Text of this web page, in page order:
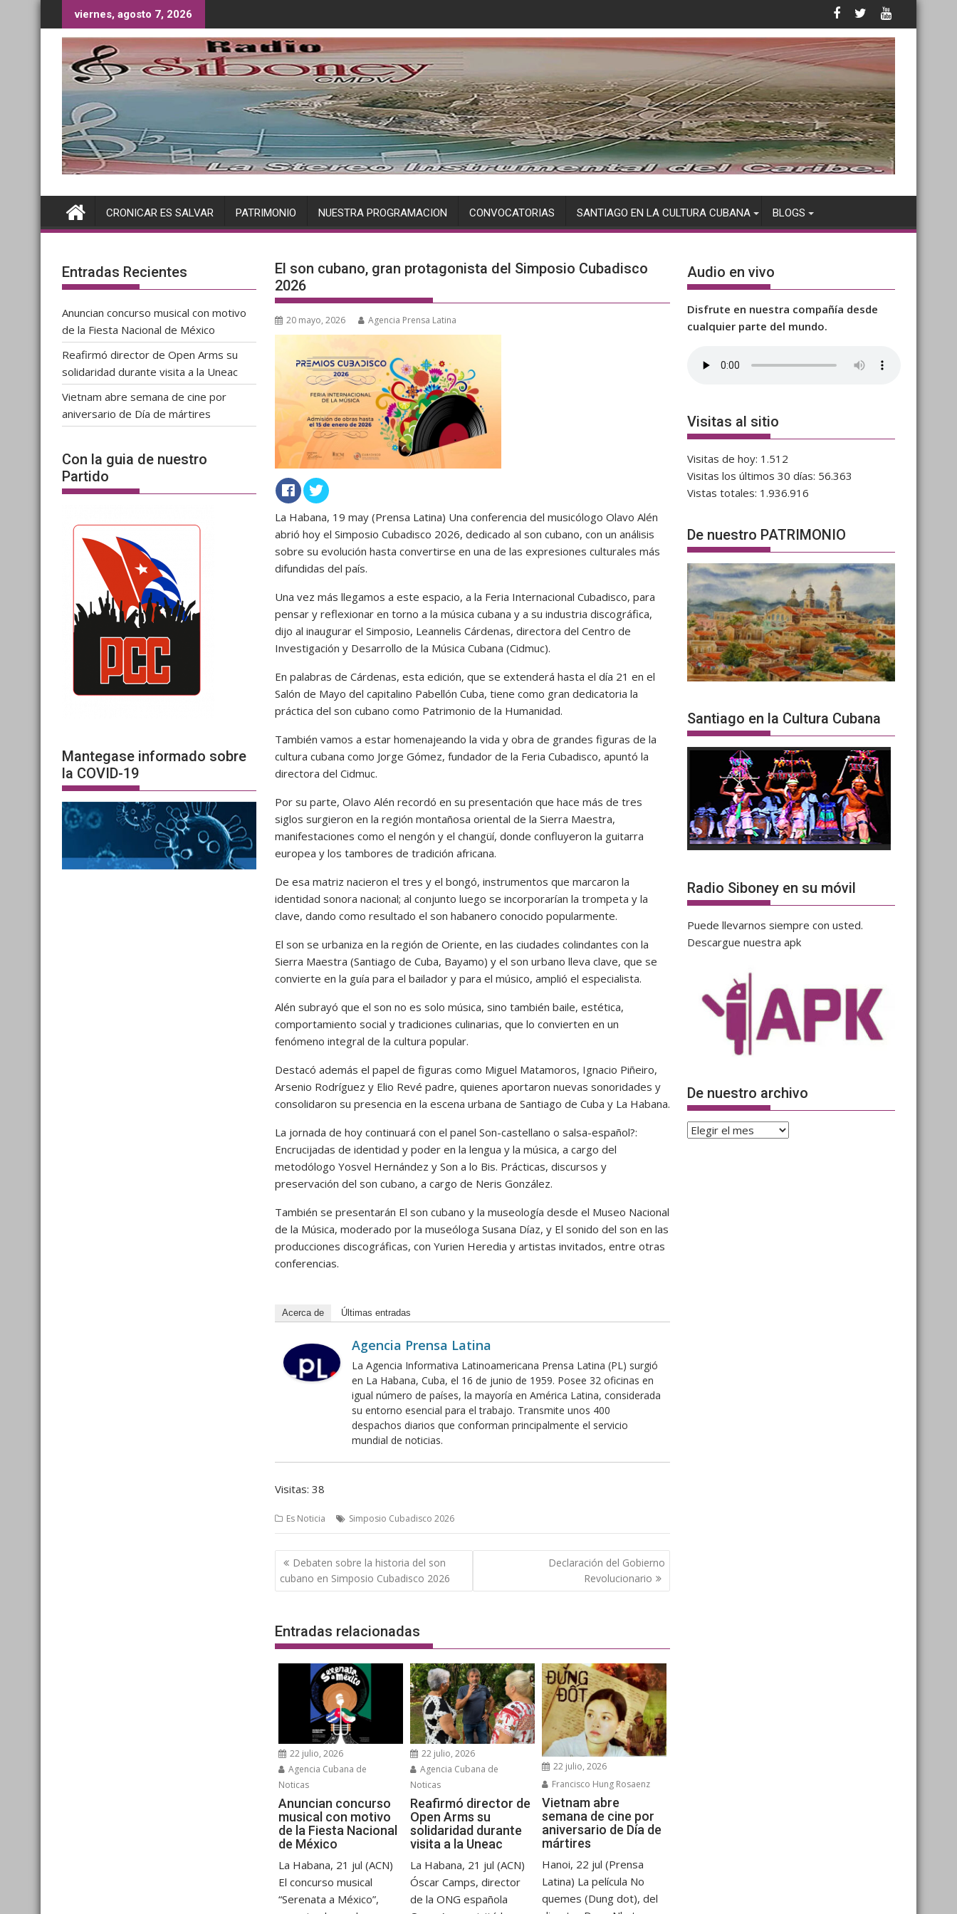
al
contenido
viernes, agosto 7, 2026
CRONICAR ES SALVAR PATRIMONIO NUESTRA PROGRAMACION CONVOCATORIAS SANTIAGO EN LA CULTURA CUBANA BLOGS
El son cubano, gran protagonista del Simposio Cubadisco
2026
20 mayo, 2026 Agencia Prensa Latina
La Habana, 19 may (Prensa Latina) Una conferencia del musicólogo Olavo Alén
abrió hoy el Simposio Cubadisco 2026, dedicado al son cubano, con un análisis
sobre su evolución hasta convertirse en una de las expresiones culturales más
difundidas del país.
Una vez más llegamos a este espacio, a la Feria Internacional Cubadisco, para
pensar y reflexionar en torno a la música cubana y a su industria discográfica,
dijo al inaugurar el Simposio, Leannelis Cárdenas, directora del Centro de
Investigación y Desarrollo de la Música Cubana (Cidmuc).
En palabras de Cárdenas, esta edición, que se extenderá hasta el día 21 en el
Salón de Mayo del capitalino Pabellón Cuba, tiene como gran dedicatoria la
práctica del son cubano como Patrimonio de la Humanidad.
También vamos a estar homenajeando la vida y obra de grandes figuras de la
cultura cubana como Jorge Gómez, fundador de la Feria Cubadisco, apuntó la
directora del Cidmuc.
Por su parte, Olavo Alén recordó en su presentación que hace más de tres
siglos surgieron en la región montañosa oriental de la Sierra Maestra,
manifestaciones como el nengón y el changüí, donde confluyeron la guitarra
europea y los tambores de tradición africana.
De esa matriz nacieron el tres y el bongó, instrumentos que marcaron la
identidad sonora nacional; al conjunto luego se incorporarían la trompeta y la
clave, dando como resultado el son habanero conocido popularmente.
El son se urbaniza en la región de Oriente, en las ciudades colindantes con la
Sierra Maestra (Santiago de Cuba, Bayamo) y el son urbano lleva clave, que se
convierte en la guía para el bailador y para el músico, amplió el especialista.
Alén subrayó que el son no es solo música, sino también baile, estética,
comportamiento social y tradiciones culinarias, que lo convierten en un
fenómeno integral de la cultura popular.
Destacó además el papel de figuras como Miguel Matamoros, Ignacio Piñeiro,
Arsenio Rodríguez y Elio Revé padre, quienes aportaron nuevas sonoridades y
consolidaron su presencia en la escena urbana de Santiago de Cuba y La Habana.
La jornada de hoy continuará con el panel Son-castellano o salsa-español?:
Encrucijadas de identidad y poder en la lengua y la música, a cargo del
metodólogo Yosvel Hernández y Son a lo Bis. Prácticas, discursos y
preservación del son cubano, a cargo de Neris González.
También se presentarán El son cubano y la museología desde el Museo Nacional
de la Música, moderado por la museóloga Susana Díaz, y El sonido del son en las
producciones discográficas, con Yurien Heredia y artistas invitados, entre otras
conferencias.
Acerca de Últimas entradas
Agencia Prensa Latina
La Agencia Informativa Latinoamericana Prensa Latina (PL) surgió
en La Habana, Cuba, el 16 de junio de 1959. Posee 32 oficinas en
igual número de países, la mayoría en América Latina, considerada
su entorno esencial para el trabajo. Transmite unos 400
despachos diarios que conforman principalmente el servicio
mundial de noticias.
Visitas: 38
Es Noticia Simposio Cubadisco 2026
Navegación
de
entradas
Debaten sobre la historia del son
cubano en Simposio Cubadisco 2026
Declaración del Gobierno
Revolucionario
Entradas relacionadas
22 julio, 2026
Agencia Cubana de
Noticas
Anuncian concurso
musical con motivo
de la Fiesta Nacional
de México
La Habana, 21 jul (ACN)
El concurso musical
“Serenata a México”,
22 julio, 2026
Agencia Cubana de
Noticas
Reafirmó director de
Open Arms su
solidaridad durante
visita a la Uneac
La Habana, 21 jul (ACN)
Óscar Camps, director
de la ONG española
22 julio, 2026
Francisco Hung Rosaenz
Vietnam abre
semana de cine por
aniversario de Día de
mártires
Hanoi, 22 jul (Prensa
Latina) La película No
quemes (Dung dot), del
Entradas Recientes
Anuncian concurso musical con motivo
de la Fiesta Nacional de México
Reafirmó director de Open Arms su
solidaridad durante visita a la Uneac
Vietnam abre semana de cine por
aniversario de Día de mártires
Con la guia de nuestro
Partido
Mantegase informado sobre
la COVID-19
Audio en vivo
Disfrute en nuestra compañía desde
cualquier parte del mundo.
Visitas al sitio
Visitas de hoy: 1.512
Visitas los últimos 30 días: 56.363
Vistas totales: 1.936.916
De nuestro PATRIMONIO
Santiago en la Cultura Cubana
Radio Siboney en su móvil
Puede llevarnos siempre con usted.
Descargue nuestra apk
De nuestro archivo
De